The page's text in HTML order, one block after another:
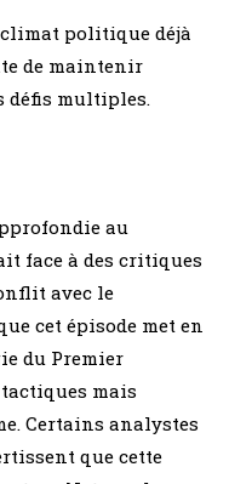
politique déjà
de maintenir
défis multiples.
au
face à des critiques
avec le
cet épisode met en
du Premier
mais
Certains analystes
que cette